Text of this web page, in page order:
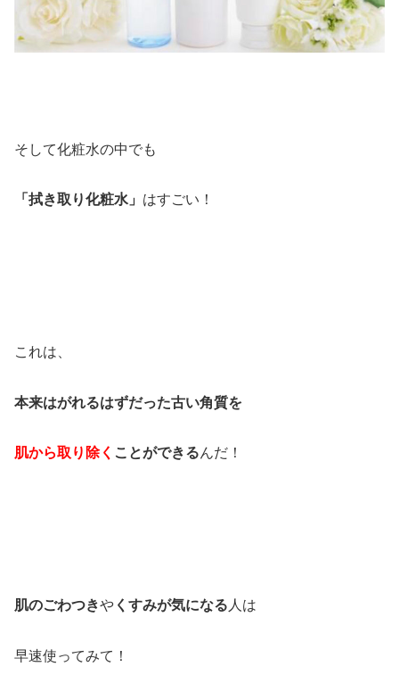
そして化粧水の中でも
「拭き取り化粧水」 はすごい！
これは、
本来はがれるはずだった古い角質を
肌から取り除く ことができるんだ！
肌のごわつきや くすみが気になる 人は
早速使ってみて！